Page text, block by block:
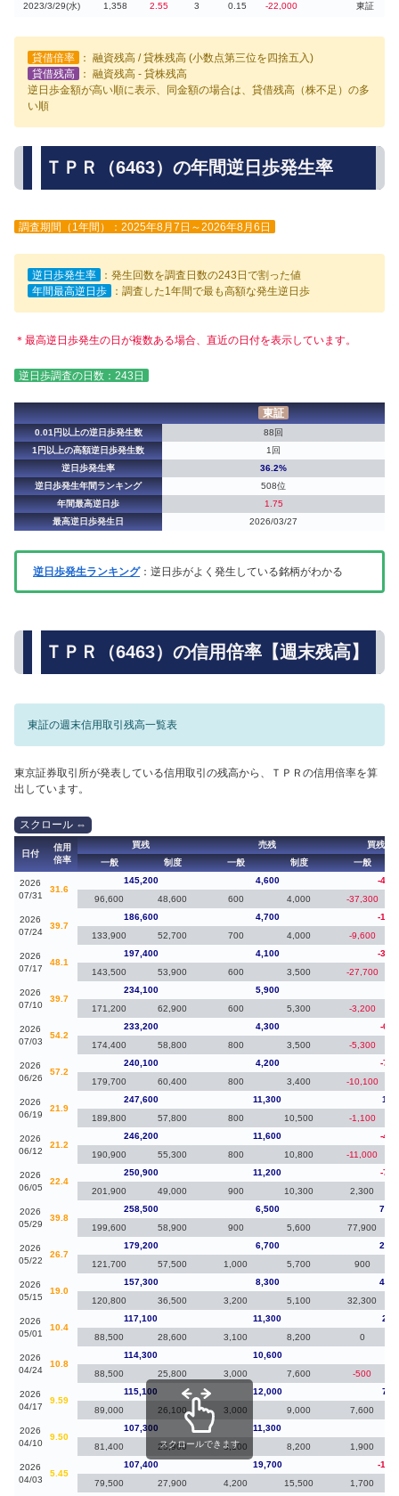
2023/3/29(水) 1,358 2.55 3 0.15 -22,000 東証
貸借倍率
： 融資残高 / 貸株残高 (小数点第三位を四捨五入)
貸借残高
： 融資残高 - 貸株残高
逆日歩金額が高い順に表示、同金額の場合は、貸借残高（株不足）の多
い順
ＴＰＲ（6463）の年間逆日歩発生率
調査期間（1年間）：2025年8月7日～2026年8月6日
逆日歩発生率
：発生回数を調査日数の243日で割った値
年間最高逆日歩
：調査した1年間で最も高額な発生逆日歩
＊最高逆日歩発生の日が複数ある場合、直近の日付を表示しています。
逆日歩調査の日数：243日
東証
0.01円以上の逆日歩発生数
88回
1円以上の高額逆日歩発生数
1回
逆日歩発生率
36.2%
逆日歩発生年間ランキング
508位
年間最高逆日歩
1.75
最高逆日歩発生日
2026/03/27
逆日歩発生ランキング：逆日歩がよく発生している銘柄がわかる
ＴＰＲ（6463）の信用倍率【週末残高】
東証の週末信用取引残高一覧表
東京証券取引所が発表している信用取引の残高から、ＴＰＲの信用倍率を算
出しています。
日付
信用
倍率
買残 売残
買残（
一般
制度 一般 制度 一般
2026
07/31
31.6
145,200 4,600
-
96,600
48,600 600 4,000 -37,300
2026
07/24
39.7
186,600 4,700
-
133,900
52,700 700 4,000 -9,600
2026
07/17
48.1
197,400 4,100
-
143,500
53,900 600 3,500 -27,700
2026
07/10
39.7
234,100 5,900
171,200
62,900 600 5,300 -3,200
2026
07/03
54.2
233,200 4,300
-
174,400
58,800 800 3,500 -5,300
2026
06/26
57.2
240,100 4,200
-
179,700
60,400 800 3,400 -10,100
2026
06/19
21.9
247,600 11,300
189,800
57,800 800 10,500 -1,100
2026
06/12
21.2
246,200 11,600
-
190,900
55,300 800 10,800 -11,000
2026
06/05
22.4
250,900 11,200
-
201,900
49,000 900 10,300 2,300
2026
05/29
39.8
258,500 6,500
199,600
58,900 900 5,600 77,900
2026
05/22
26.7
179,200 6,700
121,700
57,500 1,000 5,700 900
2026
05/15
19.0
157,300 8,300
120,800
36,500 3,200 5,100 32,300
2026
05/01
10.4
117,100 11,300
88,500
28,600 3,100 8,200 0
2026
04/24
10.8
114,300 10,600
88,500
25,800 3,000 7,600 -500
2026
04/17
9.59
115,100 12,000
89,000
26,100 3,000 9,000 7,600
2026
04/10
9.50
107,300 11,300
81,400
25,900 3,100 8,200 1,900
2026
04/03
5.45
107,400 19,700
-
79,500
27,900 4,200 15,500
1,700
スクロールできます